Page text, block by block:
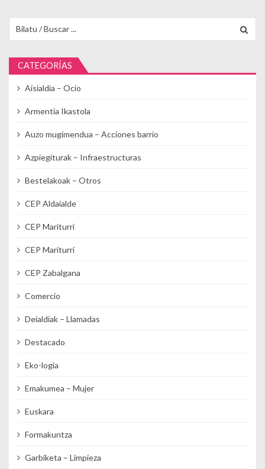
CATEGORÍAS
Aisialdia – Ocio
Armentia Ikastola
Auzo mugimendua – Acciones barrio
Azpiegiturak – Infraestructuras
Bestelakoak – Otros
CEP Aldaialde
CEP Mariturri
CEP Mariturri
CEP Zabalgana
Comercio
Deialdiak – Llamadas
Destacado
Eko-logia
Emakumea – Mujer
Euskara
Formakuntza
Garbiketa – Limpieza